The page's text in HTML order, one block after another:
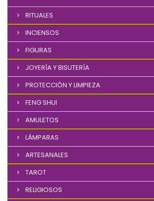
RITUALES
INCIENSOS
FIGURAS
JOYERÍA Y BISUTERÍA
PROTECCIÓN Y LIMPIEZA
FENG SHUI
AMULETOS
LÁMPARAS
ARTESANALES
TAROT
RELIGIOSOS